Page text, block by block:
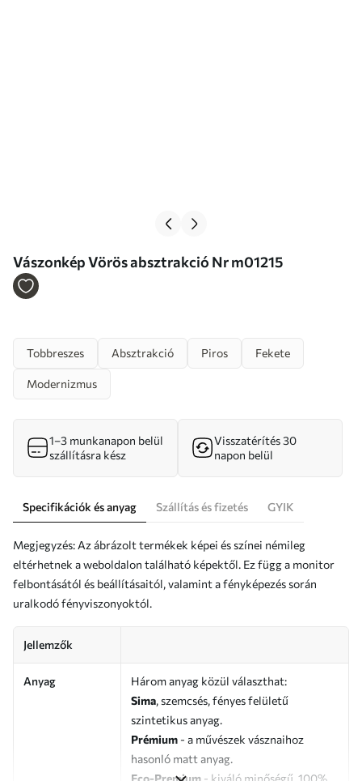
Vászonkép Vörös absztrakció Nr m01215
Tobbreszes Absztrakció Piros Fekete
Modernizmus
1–3 munkanapon belül
szállításra kész
Visszatérítés 30
napon belül
Specifikációk és anyag Szállítás és fizetés GYIK
Megjegyzés: Az ábrázolt termékek képei és színei némileg
eltérhetnek a weboldalon található képektől. Ez függ a monitor
felbontásától és beállításaitól, valamint a fényképezés során
uralkodó fényviszonyoktól.
Jellemzők
Anyag
Három anyag közül választhat:
Sima, szemcsés, fényes felületű
szintetikus anyag.
Prémium - a művészek vásznaihoz
hasonló matt anyag.
Eco-Premium - kiváló minőségű, 100%